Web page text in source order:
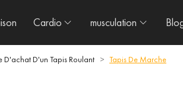
Cardio musculation
D'achat D'un Tapis Roulant > Tapis De Marche